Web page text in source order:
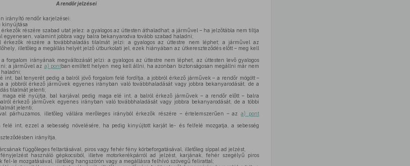
A rendőr jelzései
irányító rendőr karjelzései:
kinyújtása
részére szabad utat jelez: a gyalogos az úttesten áthaladhat; a járművel – ha jelzőtábla nem tiltja
egyenesen, valamint jobbra vagy balra bekanyarodva tovább szabad haladni;
érkezők részére a továbbhaladás tilalmát jelzi: a gyalogos az úttestre nem léphet; a járművel az
illetőleg a megállás helyét jelző útburkolati jel, ezek hiányában az útkereszteződés előtt – meg kell
forgalom irányának megváltozását jelzi: a gyalogos az úttestre nem léphet, az úttesten levő gyalogos
a járművel az a) pontban említett helyen meg kell állni, ha azonban biztonságosan megállni már nem
haladni;
int, bal tenyerét pedig a balról jövő forgalom felé fordítja, a jobbról érkező járművek – a rendőr mögött –
a jobbról érkező járművek egyenes irányban való továbbhaladását vagy jobbra bekanyarodását, de a
tilalmát jelenti;
elé nyújtja, bal karjával pedig maga elé int, a balról érkező járművek – a rendőr előtt – balra
érkező járművek egyenes irányban való továbbhaladását vagy jobbra bekanyarodását, de a többi
jelenti;
párhuzamos, illetőleg vállára merőleges irányból érkezők részére – értelemszerűen – aza) pont
int, ezzel a sebesség növelésére, ha pedig kinyújtott karját le- és felfelé mozgatja, a sebesség
irányítja,
függőleges feltartásával, piros vagy fehér fény körbeforgatásával, illetőleg síppal ad jelzést,
használó gépkocsiból, illetve motorkerékpárról ad jelzést, karjának, fehér szegélyű piros
le mozgatásával, illetőleg hangszórón vagy a megállásra felhívó szövegű felirattal;